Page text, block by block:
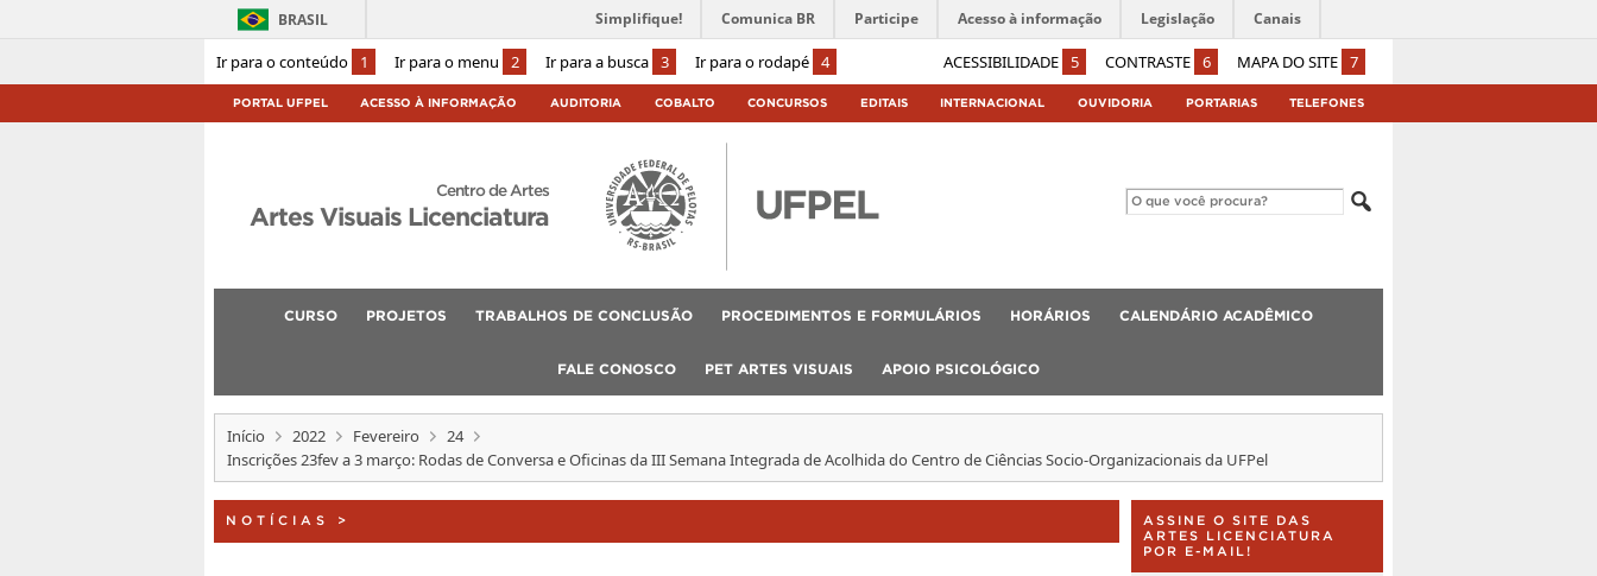
Ir para o conteúdo 1 Ir para o menu 2 Ir para a busca 3 Ir para o rodapé 4 ACESSIBILIDADE 5 CONTRASTE 6 MAPA DO SITE 7
BRASIL Simplifique! Comunica BR Participe Acesso à informação Legislação Canais
PORTAL UFPEL ACESSO À INFORMAÇÃO AUDITORIA COBALTO CONCURSOS EDITAIS INTERNACIONAL OUVIDORIA PORTARIAS TELEFONES
Centro de Artes
Artes Visuais Licenciatura
CURSO PROJETOS TRABALHOS DE CONCLUSÃO PROCEDIMENTOS E FORMULÁRIOS HORÁRIOS CALENDÁRIO ACADÊMICO
FALE CONOSCO PET ARTES VISUAIS APOIO PSICOLÓGICO
Início 2022 Fevereiro
24
Inscrições 23fev a 3 março: Rodas de Conversa e Oficinas da III Semana Integrada de Acolhida do Centro de Ciências Socio-Organizacionais da UFPel
NOTÍCIAS >
ASSINE O SITE DAS
ARTES LICENCIATURA
POR E-MAIL!